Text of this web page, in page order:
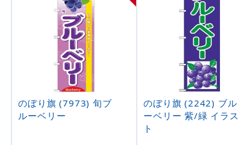
のぼり旗 (7973) 旬ブ
ルーベリー
のぼり旗 (2242) ブル
ーベリー 紫/緑 イラス
ト